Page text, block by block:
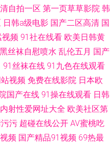
自拍一区 第一页草草影院 韩
日韩a级电影 国产二区高清 国
频 91社在线看 欧美日韩黄
黑丝袜自慰喷水 乱伦五月 国产
91丝袜在线 91九色在线观看
视频 免费在线影院 日本欧
国产在线 91操在线观看 日韩
内射性爱网址大全 欧美社区第
污 超碰在线公开 AV蜜桃吃
频 国产精品91视频 69热最